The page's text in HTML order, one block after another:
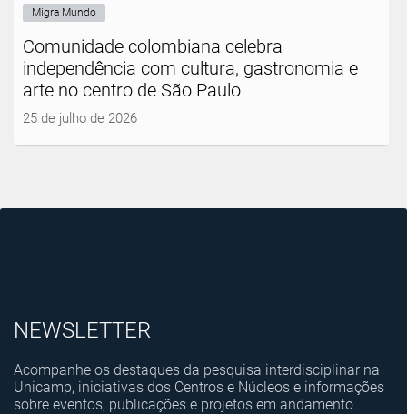
Migra Mundo
Comunidade colombiana celebra
independência com cultura, gastronomia e
arte no centro de São Paulo
25 de julho de 2026
NEWSLETTER
Acompanhe os destaques da pesquisa interdisciplinar na
Unicamp, iniciativas dos Centros e Núcleos e informações
sobre eventos, publicações e projetos em andamento.